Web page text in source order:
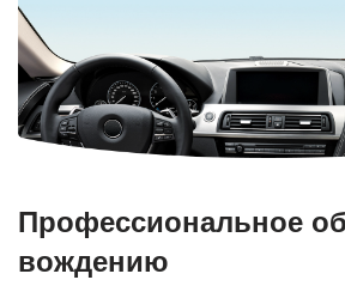
Профессиональное
вождению